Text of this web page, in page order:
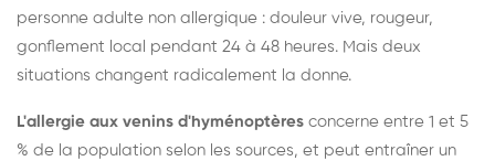
personne adulte non allergique : douleur vive, rougeur,
gonflement local pendant 24 à 48 heures. Mais deux
situations changent radicalement la donne.
L'allergie aux venins d'hyménoptères concerne entre 1 et 5
% de la population selon les sources, et peut entraîner un